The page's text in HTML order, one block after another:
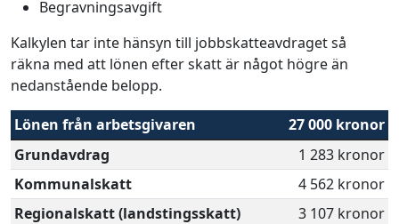
Begravningsavgift
Kalkylen tar inte hänsyn till jobbskatteavdraget så
räkna med att lönen efter skatt är något högre än
nedanstående belopp.
Lönen från arbetsgivaren
27 000 kronor
Grundavdrag
1 283 kronor
Kommunalskatt
4 562 kronor
Regionalskatt (landstingsskatt)
3 107 kronor